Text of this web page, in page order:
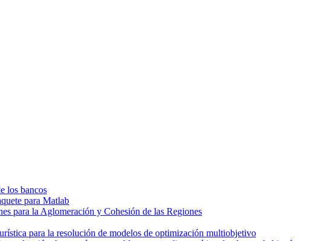
los bancos
para Matlab
para la Aglomeración y Cohesión de las Regiones
para la resolución de modelos de optimización multiobjetivo